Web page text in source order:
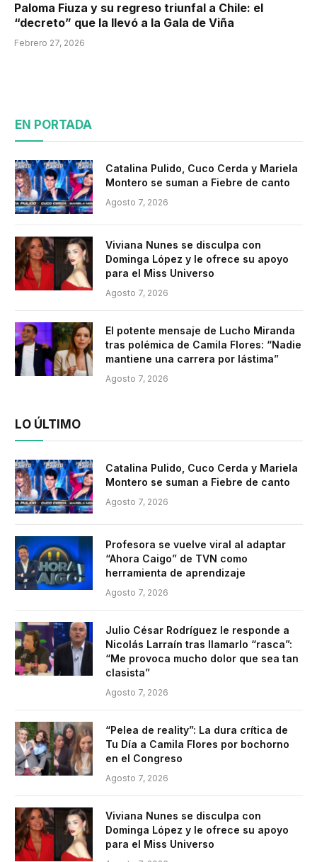
Paloma Fiuza y su regreso triunfal a Chile: el
“decreto” que la llevó a la Gala de Viña
Febrero 27, 2026
EN PORTADA
Catalina Pulido, Cuco Cerda y Mariela
Montero se suman a Fiebre de canto
Agosto 7, 2026
Viviana Nunes se disculpa con
Dominga López y le ofrece su apoyo
para el Miss Universo
Agosto 7, 2026
El potente mensaje de Lucho Miranda
tras polémica de Camila Flores: “Nadie
mantiene una carrera por lástima”
Agosto 7, 2026
LO ÚLTIMO
Catalina Pulido, Cuco Cerda y Mariela
Montero se suman a Fiebre de canto
Agosto 7, 2026
Profesora se vuelve viral al adaptar
“Ahora Caigo” de TVN como
herramienta de aprendizaje
Agosto 7, 2026
Julio César Rodríguez le responde a
Nicolás Larraín tras llamarlo “rasca”:
“Me provoca mucho dolor que sea tan
clasista”
Agosto 7, 2026
“Pelea de reality”: La dura crítica de
Tu Día a Camila Flores por bochorno
en el Congreso
Agosto 7, 2026
Viviana Nunes se disculpa con
Dominga López y le ofrece su apoyo
para el Miss Universo